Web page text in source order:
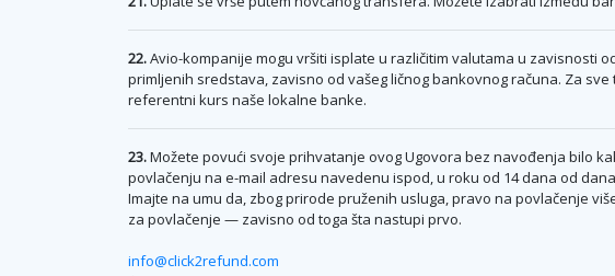
22.Avio-kompanije mogu vršiti isplate u različitim valutama u zavisnosti
primljenih sredstava, zavisno od vašeg ličnog bankovnog računa. Za
referentni kurs naše lokalne banke.
23.Možete povući svoje prihvatanje ovog Ugovora bez navođenja bilo
povlačenju na e-mail adresu navedenu ispod, u roku od 14 dana od
Imajte na umu da, zbog prirode pruženih usluga, pravo na povlačenje
za povlačenje — zavisno od toga šta nastupi prvo.
info@click2refund.com